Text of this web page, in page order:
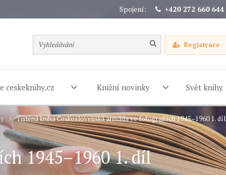
Spojení: +420 272 660 644
Registrace
ceskeknihy.cz Knižní novinky Svět knihy
Tištěná kniha Československá armáda ve fotografiích 1945–1960 1. díl
1945–1960 1. díl